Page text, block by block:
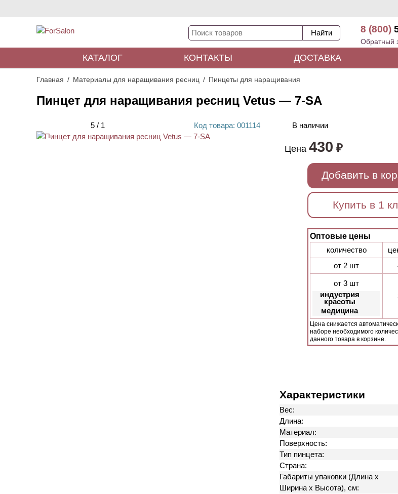
8 (800)
Обратный
КАТАЛОГ КОНТАКТЫ ДОСТАВКА
Главная Материалы для наращивания ресниц Пинцеты для наращивания
Пинцет для наращивания ресниц Vetus — 7-SA
5 / 1 Код товара: 001114
ХИТ
В наличии
Цена 430 ₽
Добавить в
Купить в 1
Оптовые цены
количество
от 2 шт
от 3 шт
индустрия
красоты
медицина
Цена снижается
наборе необходимого
данного товара в корзине.
Характеристики
Вес:
Длина:
Материал:
Поверхность:
Тип пинцета:
Страна:
Габариты упаковки (Длина х
Ширина х Высота), см: